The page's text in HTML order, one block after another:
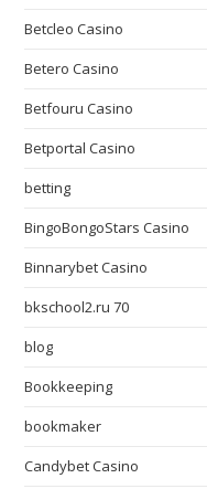
Betcleo Casino
Betero Casino
Betfouru Casino
Betportal Casino
betting
BingoBongoStars Casino
Binnarybet Casino
bkschool2.ru 70
blog
Bookkeeping
bookmaker
Candybet Casino